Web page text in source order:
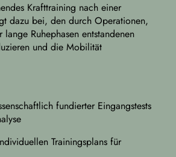
Krafttraining nach einer
dazu bei, den durch Operationen,
Ruhephasen entstandenen
und die Mobilität
fundierter Eingangstests
Trainingsplans für